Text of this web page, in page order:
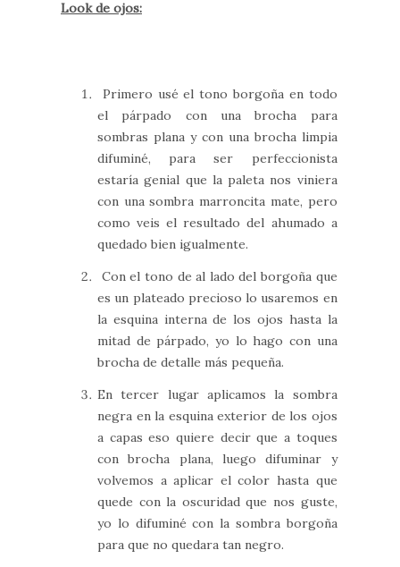
Look de ojos:
Primero usé el tono borgoña en todo
el párpado con una brocha para
sombras plana y con una brocha limpia
difuminé, para ser perfeccionista
estaría genial que la paleta nos viniera
con una sombra marroncita mate, pero
como veis el resultado del ahumado a
quedado bien igualmente.
Con el tono de al lado del borgoña que
es un plateado precioso lo usaremos en
la esquina interna de los ojos hasta la
mitad de párpado, yo lo hago con una
brocha de detalle más pequeña.
En tercer lugar aplicamos la sombra
negra en la esquina exterior de los ojos
a capas eso quiere decir que a toques
con brocha plana, luego difuminar y
volvemos a aplicar el color hasta que
quede con la oscuridad que nos guste,
yo lo difuminé con la sombra borgoña
para que no quedara tan negro.